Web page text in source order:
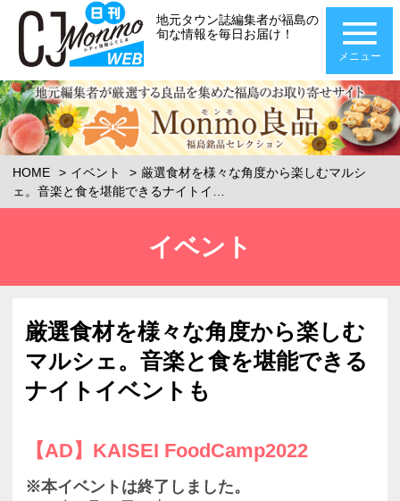
地元タウン誌編集者が福島の
旬な情報を毎日お届け！
メニュー
HOME イベント
厳選食材を様々な角度から楽しむマルシ
ェ。音楽と食を堪能できるナイトイ…
イベント
厳選食材を様々な角度から楽しむ
マルシェ。音楽と食を堪能できる
ナイトイベントも
【AD】KAISEI FoodCamp2022
※本イベントは終了しました。